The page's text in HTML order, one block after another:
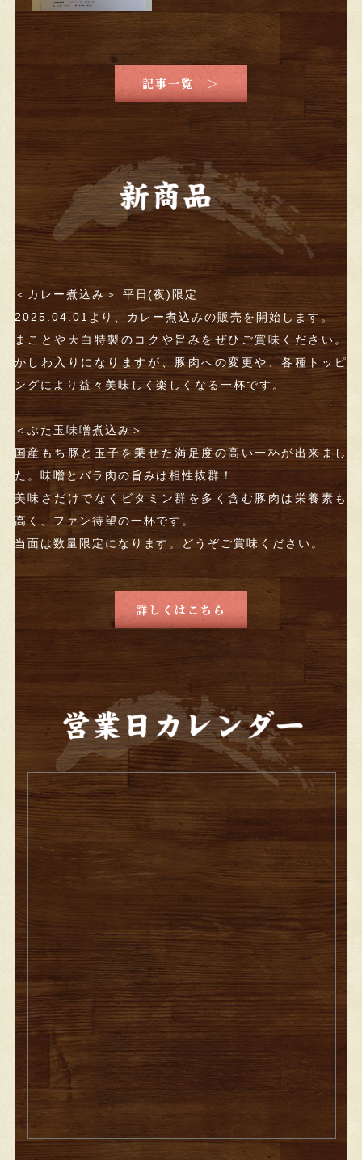
記事一覧 ＞
＜カレー煮込み＞ 平日(夜)限定
2025.04.01より、カレー煮込みの販売を開始します。
まことや天白特製のコクや旨みをぜひご賞味ください。
かしわ入りになりますが、豚肉への変更や、各種トッピ
ングにより益々美味しく楽しくなる一杯です。
＜ぶた玉味噌煮込み＞
国産もち豚と玉子を乗せた満足度の高い一杯が出来まし
た。味噌とバラ肉の旨みは相性抜群！
美味さだけでなくビタミン群を多く含む豚肉は栄養素も
高く、ファン待望の一杯です。
当面は数量限定になります。どうぞご賞味ください。
詳しくはこちら